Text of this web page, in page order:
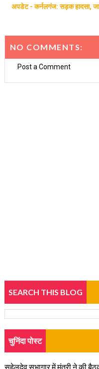
अपडेट - कर्नलगंज: सड़क हादसा,
NO COMMENTS:
Post a Comment
SEARCH THIS BLOG
चुनिंदा पोस्ट
सुहेलदेव सभागार में मंत्री ने की